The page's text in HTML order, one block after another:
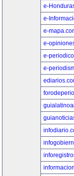
e-
e-
e-
e-
e-
e-